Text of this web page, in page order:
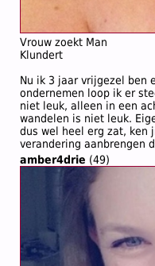
Vrouw zoekt Man
Klundert
Nu ik 3 jaar vrijgezel ben
ondernemen loop ik er
niet leuk, alleen in een
wandelen is niet leuk.
dus wel heel erg zat,
verandering aanbrengen
amber4drie (49)